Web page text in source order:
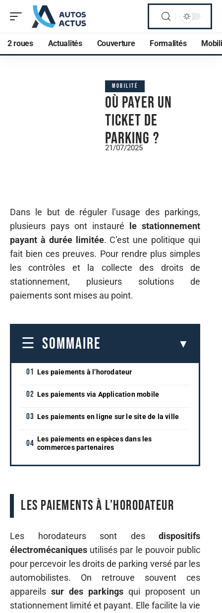
2 roues Actualités Couverture Formalités
MOBILITÉ
Où payer un
ticket de
parking ?
21/07/2025
Dans le but de réguler l’usage des parkings,
plusieurs pays ont instauré
le stationnement
payant à durée limitée. C’est une politique qui
fait bien ces preuves. Pour rendre plus simples
les contrôles et la collecte des droits de
stationnement, plusieurs solutions de
paiements sont mises au point.
SOMMAIRE
Les paiements à l’horodateur
Les paiements via Application mobile
Les paiements en ligne sur le site de la ville
Les paiements en espèces dans les
commerces partenaires
Les paiements à l’horodateur
Les horodateurs sont des dispositifs
électromécaniques utilisés par le pouvoir public
pour percevoir les droits de parking versé par les
automobilistes. On retrouve souvent ces
appareils sur des parkings qui proposent un
stationnement limité et payant. Elle facilite la vie